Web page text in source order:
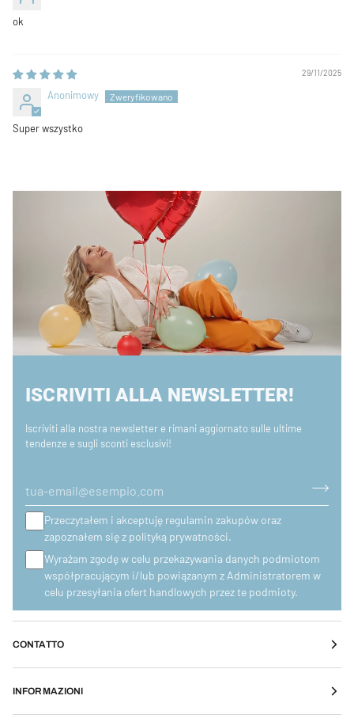
ok
29/11/2025
Anonimowy
Super wszystko
ISCRIVITI ALLA NEWSLETTER!
Iscriviti alla nostra newsletter e rimani aggiornato sulle ultime
tendenze e sugli sconti esclusivi!
Przeczytałem i akceptuję regulamin zakupów oraz
zapoznałem się z polityką prywatności.
Wyrażam zgodę w celu przekazywania danych podmiotom
współpracującym i/lub powiązanym z Administratorem w
celu przesyłania ofert handlowych przez te podmioty.
CONTATTO
INFORMAZIONI